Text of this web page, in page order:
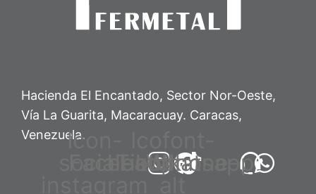
Hacienda El Encantado, Sector Nor-Oeste,
Vía La Guarita, Macaracuay. Caracas,
Venezuela.Icon-
Facebook
Tiktok
headphone-
Whatsapp